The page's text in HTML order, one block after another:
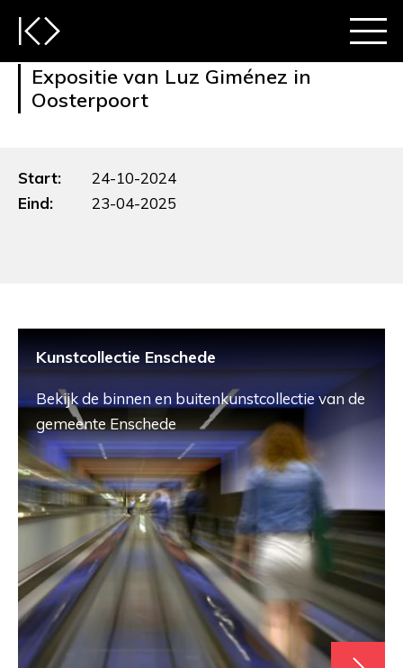
Expositie van Luz Giménez in
Oosterpoort
Start:
24-10-2024
Eind:
23-04-2025
Kunstcollectie Enschede
Bekijk de binnen en buitenkunstcollectie van de
gemeente Enschede